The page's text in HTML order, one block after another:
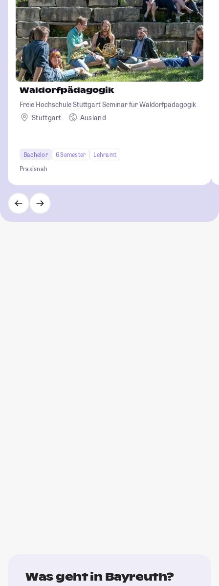
Waldorfpädagogik
Freie Hochschule Stuttgart Seminar für Waldorfpädagogik
Stuttgart
Ausland
Bachelor 6 Semester
Lehramt
Praxisnah
Was geht in Bayreuth?